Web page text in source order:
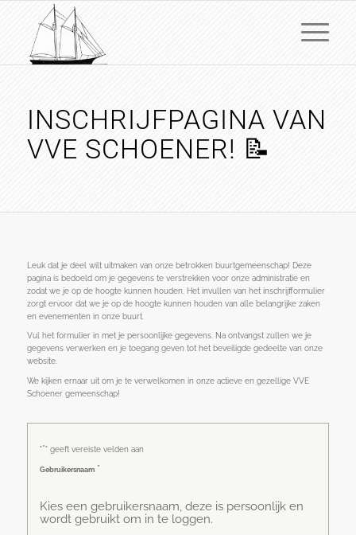
INSCHRIJFPAGINA VAN
VVE SCHOENER! 📝
Leuk dat je deel wilt uitmaken van onze betrokken buurtgemeenschap! Deze
pagina is bedoeld om je gegevens te verstrekken voor onze administratie en
zodat we je op de hoogte kunnen houden. Het invullen van het inschrijfformulier
zorgt ervoor dat we je op de hoogte kunnen houden van alle belangrijke zaken
en evenementen in onze buurt.
Vul het formulier in met je persoonlijke gegevens. Na ontvangst zullen we je
gegevens verwerken en je toegang geven tot het beveiligde gedeelte van onze
website.
We kijken ernaar uit om je te verwelkomen in onze actieve en gezellige VVE
Schoener gemeenschap!
"*" geeft vereiste velden aan
Gebruikersnaam *
Kies een gebruikersnaam, deze is persoonlijk en
wordt gebruikt om in te loggen.